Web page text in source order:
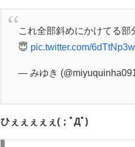
これ全部斜めにかけてる
😇 pic.twitter.com/
— みゆき
ひぇぇぇぇぇ(；ﾟДﾟ)